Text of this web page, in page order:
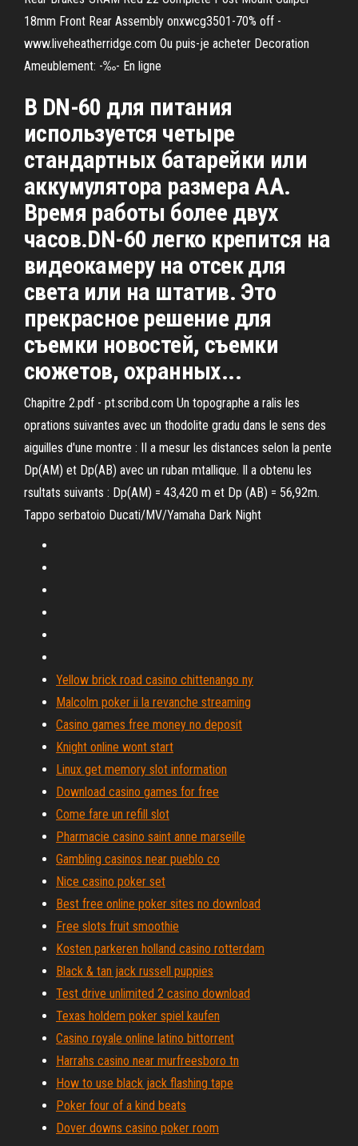
18mm Front Rear Assembly onxwcg3501-70% off -
www.liveheatherridge.com Ou puis-je acheter Decoration
Ameublement: -‰- En ligne
В DN-60 для питания
используется четыре
стандартных батарейки или
аккумулятора размера AA.
Время работы более двух
часов.DN-60 легко крепится на
видеокамеру на отсек для
света или на штатив. Это
прекрасное решение для
съемки новостей, съемки
сюжетов, охранных...
Chapitre 2.pdf - pt.scribd.com Un topographe a ralis les
oprations suivantes avec un thodolite gradu dans le sens des
aiguilles d'une montre : II a mesur les distances selon la pente
Dp(AM) et Dp(AB) avec un ruban mtallique. Il a obtenu les
rsultats suivants : Dp(AM) = 43,420 m et Dp (AB) = 56,92m.
Tappo serbatoio Ducati/MV/Yamaha Dark Night
Yellow brick road casino chittenango ny
Malcolm poker ii la revanche streaming
Casino games free money no deposit
Knight online wont start
Linux get memory slot information
Download casino games for free
Come fare un refill slot
Pharmacie casino saint anne marseille
Gambling casinos near pueblo co
Nice casino poker set
Best free online poker sites no download
Free slots fruit smoothie
Kosten parkeren holland casino rotterdam
Black & tan jack russell puppies
Test drive unlimited 2 casino download
Texas holdem poker spiel kaufen
Casino royale online latino bittorrent
Harrahs casino near murfreesboro tn
How to use black jack flashing tape
Poker four of a kind beats
Dover downs casino poker room